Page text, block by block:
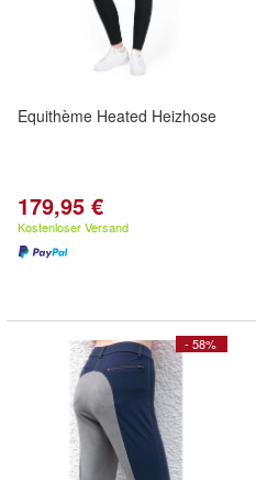
Equithème Heated Heizhose
179,95 €
Kostenloser Versand
- 58%